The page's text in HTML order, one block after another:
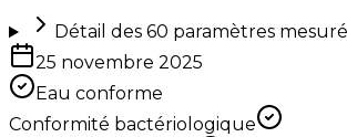
Détail des 60 paramètres
25 novembre 2025
Eau conforme
Conformité bactériologique